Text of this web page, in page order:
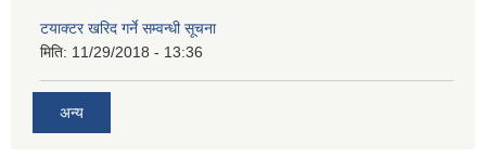
टयाक्टर खरिद गर्ने सम्वन्धी सूचना
मिति: 11/29/2018 - 13:36
अन्य